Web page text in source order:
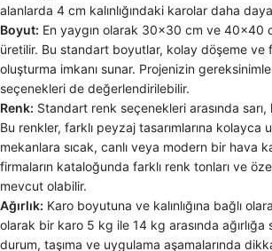
alanlarda 4 cm kalınlığındaki karolar daha
Boyut: En yaygın olarak 30×30 cm ve 40×40
üretilir. Bu standart boyutlar, kolay döşeme ve
oluşturma imkanı sunar. Projenizin
seçenekleri de değerlendirilebilir.
Renk: Standart renk seçenekleri arasında sarı,
Bu renkler, farklı peyzaj tasarımlarına kolayca
mekanlara sıcak, canlı veya modern bir hava
firmaların kataloğunda farklı renk tonları ve
mevcut olabilir.
Ağırlık: Karo boyutuna ve kalınlığına bağlı
olarak bir karo 5 kg ile 14 kg arasında ağırlığa
durum, taşıma ve uygulama aşamalarında